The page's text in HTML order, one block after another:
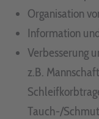
Organisation
Information
Verbesserung
z.B.
Tauch-/